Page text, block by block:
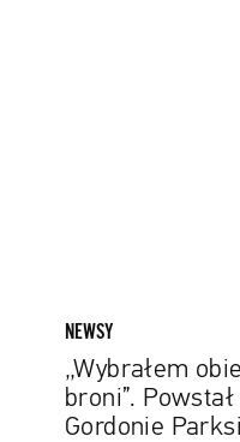
NEWSY
„Wybrałem
broni”.
Gordonie